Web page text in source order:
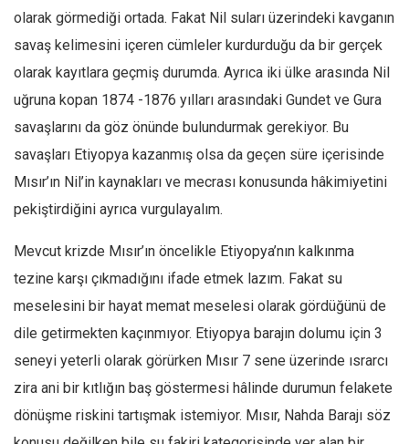
Yvonne Ridley
Barış Tarımcıoğlu
Ömer Kayani
Yusuf Armağan
Hasanali Yıldırım
Leyla Şerif Emin
Selçuk Türkyılmaz
Mehmet Ali Tekin
Abir E. Nahas
Amina S. Jenenkovic
Bağdagül Öz
Esra Elönü
» Yazar arşivi
olarak görmediği ortada. Fakat Nil suları üzerindeki kavganın
savaş kelimesini içeren cümleler kurdurduğu da bir gerçek
olarak kayıtlara geçmiş durumda. Ayrıca iki ülke arasında Nil
uğruna kopan 1874 -1876 yılları arasındaki Gundet ve Gura
savaşlarını da göz önünde bulundurmak gerekiyor. Bu
savaşları Etiyopya kazanmış olsa da geçen süre içerisinde
Mısır’ın Nil’in kaynakları ve mecrası konusunda hâkimiyetini
pekiştirdiğini ayrıca vurgulayalım.
Mevcut krizde Mısır’ın öncelikle Etiyopya’nın kalkınma
tezine karşı çıkmadığını ifade etmek lazım. Fakat su
meselesini bir hayat memat meselesi olarak gördüğünü de
dile getirmekten kaçınmıyor. Etiyopya barajın dolumu için 3
seneyi yeterli olarak görürken Mısır 7 sene üzerinde ısrarcı
zira ani bir kıtlığın baş göstermesi hâlinde durumun felakete
dönüşme riskini tartışmak istemiyor. Mısır, Nahda Barajı söz